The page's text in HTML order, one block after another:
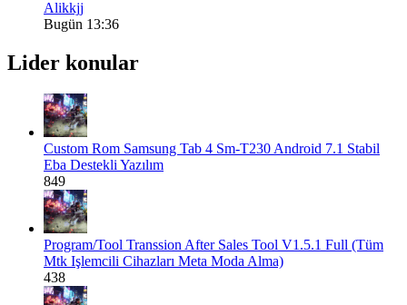
Alikkjj
Bugün 13:36
Lider konular
Custom Rom Samsung Tab 4 Sm-T230 Android 7.1 Stabil
Eba Destekli Yazılım
849
Program/Tool Transsion After Sales Tool V1.5.1 Full (Tüm
Mtk Işlemcili Cihazları Meta Moda Alma)
438